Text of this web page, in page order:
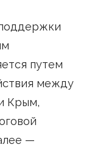
путем
между
Крым,
—